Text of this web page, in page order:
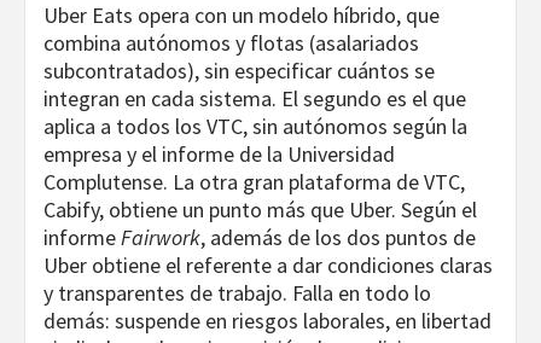
Uber Eats opera con un modelo híbrido, que
combina autónomos y flotas (asalariados
subcontratados), sin especificar cuántos se
integran en cada sistema. El segundo es el que
aplica a todos los VTC, sin autónomos según la
empresa y el informe de la Universidad
Complutense. La otra gran plataforma de VTC,
Cabify, obtiene un punto más que Uber. Según el
informeFairwork, además de los dos puntos de
Uber obtiene el referente a dar condiciones claras
y transparentes de trabajo. Falla en todo lo
demás: suspende en riesgos laborales, en libertad